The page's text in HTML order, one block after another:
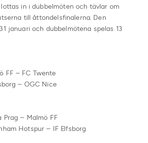
in i dubbelmöten och tävlar om
till åttondelsfinalerna. Den
januari och dubbelmötena spelas 13
FF – FC Twente
– OGC Nice
Prag – Malmö FF
Hotspur – IF Elfsborg